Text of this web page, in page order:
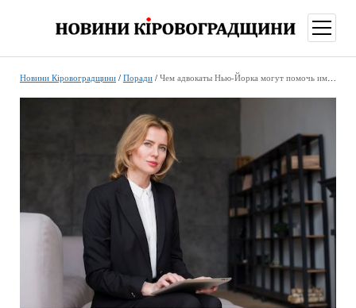
меню
Новини Кіровоградщини/ Поради/ Чем адвокаты Нью-Йорка могут помочь иммигрантам из Украины